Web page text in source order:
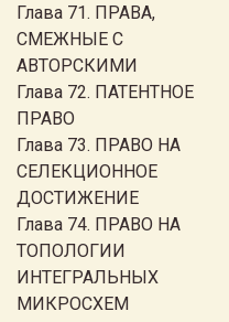
Глава 71. ПРАВА,
СМЕЖНЫЕ С
АВТОРСКИМИ
Глава 72. ПАТЕНТНОЕ
ПРАВО
Глава 73. ПРАВО НА
СЕЛЕКЦИОННОЕ
ДОСТИЖЕНИЕ
Глава 74. ПРАВО НА
ТОПОЛОГИИ
ИНТЕГРАЛЬНЫХ
МИКРОСХЕМ